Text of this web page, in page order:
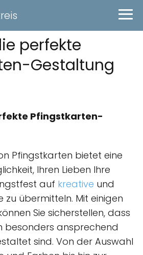
perfekte
Gestaltung
Pfingstkarten-
Pfingstkarten bietet eine
Ihren Lieben Ihre
auf kreative und
zu übermitteln. Mit einigen
Sie sicherstellen, dass
besonders ansprechend
sind. Von der Auswahl